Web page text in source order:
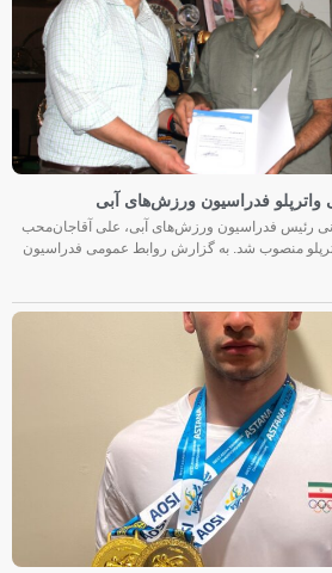
فدراسیون ورزش‌های آبی
فدراسیون ورزش‌های آبی، علی آقاجان‌محب
منصوب شد. به گزارش روابط عمومی فدراسیون